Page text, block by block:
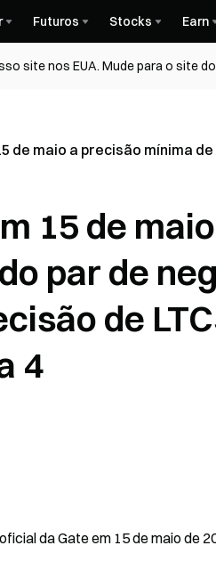
Futuros Stocks Earn
site nos EUA. Mude para o site
de maio a precisão mínima
15 de
par de
de
4
da Gate em 15 de maio de